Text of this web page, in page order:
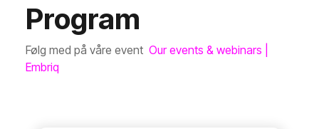
Program
Følg med på våre event Our events & webinars |
Embriq